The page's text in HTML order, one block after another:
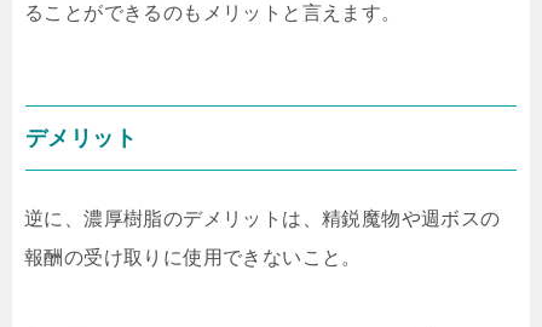
ることができるのもメリットと言えます。
デメリット
逆に、濃厚樹脂のデメリットは、精鋭魔物や週ボスの
報酬の受け取りに使用できないこと。